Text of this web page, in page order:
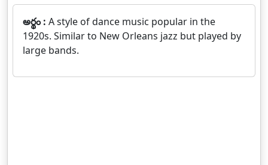
అర్థం : A style of dance music popular in the
1920s. Similar to New Orleans jazz but played by
large bands.